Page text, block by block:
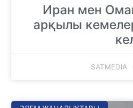
Иран мен
арқылы
SATMEDIA